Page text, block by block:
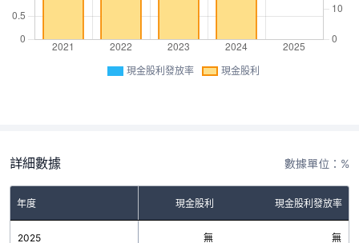
現金股利發放率 現金股利
詳細數據 數據單位：%
年度 現金股利 現金股利發放率
2025 無 無